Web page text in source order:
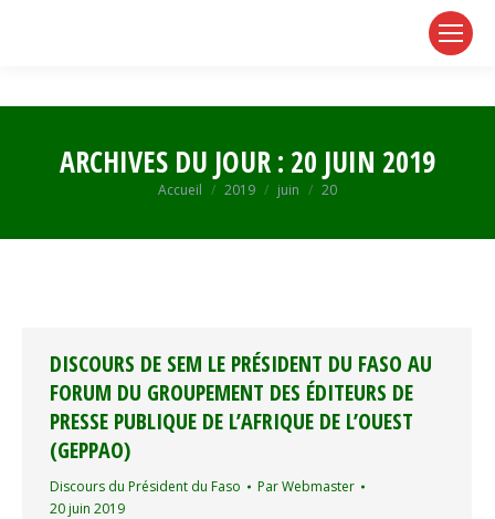
ARCHIVES DU JOUR : 20 JUIN 2019
Vous êtes ici :
Accueil 2019 juin 20
DISCOURS DE SEM LE PRÉSIDENT DU FASO AU
FORUM DU GROUPEMENT DES ÉDITEURS DE
PRESSE PUBLIQUE DE L’AFRIQUE DE L’OUEST
(GEPPAO)
Discours du Président du Faso ParWebmaster
20 juin 2019